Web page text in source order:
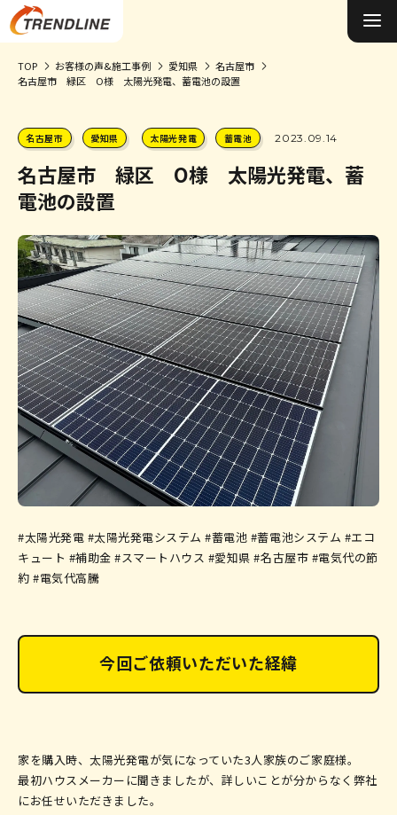
0円ソーラーについて
太陽光発電について
オール電化について
選ばれる理由
お役立ちコラム
会社概要
0120-019-600
受付時間9:00〜17:00不定休
TOP お客様の声&施工事例 愛知県
名古屋市
名古屋市 緑区 O様 太陽光発電、蓄電池の設置
名古屋市 愛知県 太陽光発電 蓄電池 2023.09.14
名古屋市 緑区 O様 太陽光発電、蓄
電池の設置
#太陽光発電 #太陽光発電システム #蓄電池 #蓄電池システム #エコ
キュート #補助金 #スマートハウス #愛知県 #名古屋市 #電気代の節
約 #電気代高騰
今回ご依頼いただいた経緯
家を購入時、太陽光発電が気になっていた3人家族のご家庭様。
最初ハウスメーカーに聞きましたが、詳しいことが分からなく弊社
にお任せいただきました。